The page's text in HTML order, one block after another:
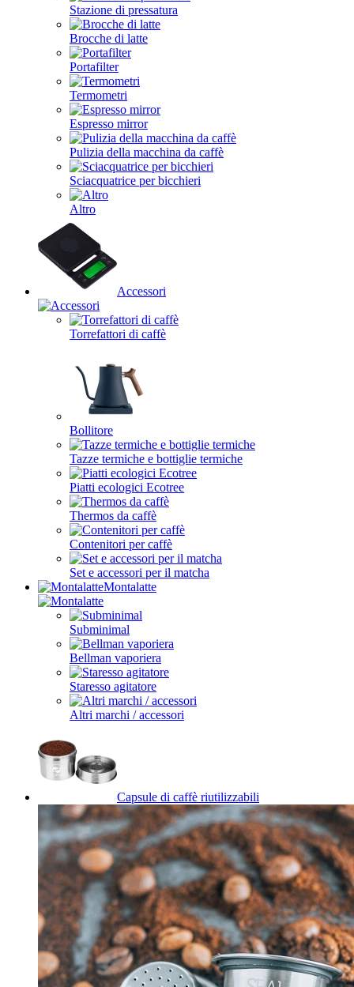
Stazione di pressatura
Brocche di latte
Portafilter
Termometri
Espresso mirror
Pulizia della macchina da caffè
Sciacquatrice per bicchieri
Altro
Accessori
Torrefattori di caffè
Bollitore
Tazze termiche e bottiglie termiche
Piatti ecologici Ecotree
Thermos da caffè
Contenitori per caffè
Set e accessori per il matcha
Montalatte
Subminimal
Bellman vaporiera
Staresso agitatore
Altri marchi / accessori
Capsule di caffè riutilizzabili